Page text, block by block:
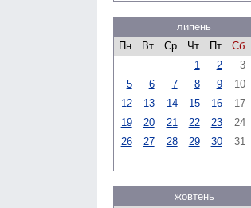
липень
Пн
Вт Ср Чт Пт Сб
1
2 3
5
6 7 8 9 10
12
13 14 15 16 17
19
20 21 22 23 24
26
27 28 29 30 31
жовтень